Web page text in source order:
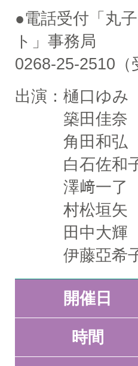
●電話受付「丸
ト」事務局
0268-25-2510（
出演：樋口ゆみ
築田佳奈（
角田和弘（
白石佐和子
澤﨑一了（
村松垣矢（
田中大輝（
伊藤亞希子
開催日
時間